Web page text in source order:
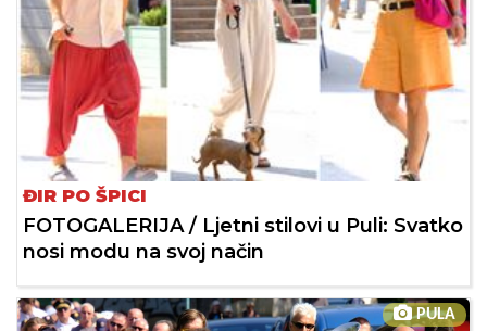
ĐIR PO ŠPICI
FOTOGALERIJA / Ljetni stilovi u Puli: Svatko
nosi modu na svoj način
PULA